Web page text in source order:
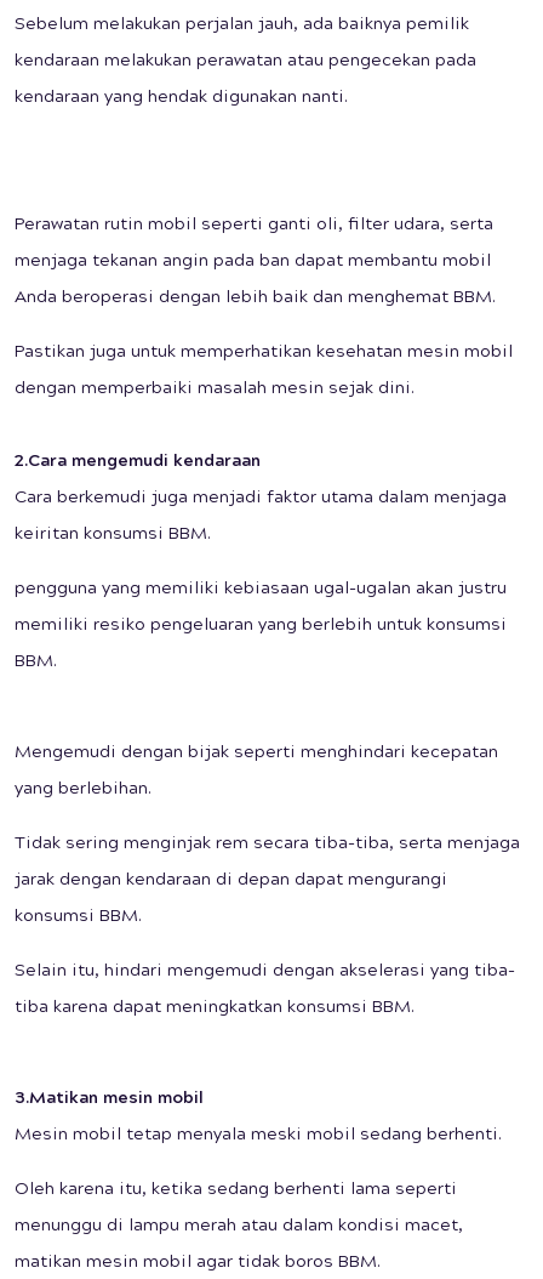
Sebelum melakukan perjalan jauh, ada baiknya pemilik
kendaraan melakukan perawatan atau pengecekan pada
kendaraan yang hendak digunakan nanti.
Perawatan rutin mobil seperti ganti oli, filter udara, serta
menjaga tekanan angin pada ban dapat membantu mobil
Anda beroperasi dengan lebih baik dan menghemat BBM.
Pastikan juga untuk memperhatikan kesehatan mesin mobil
dengan memperbaiki masalah mesin sejak dini.
2.Cara mengemudi kendaraan
Cara berkemudi juga menjadi faktor utama dalam menjaga
keiritan konsumsi BBM.
pengguna yang memiliki kebiasaan ugal-ugalan akan justru
memiliki resiko pengeluaran yang berlebih untuk konsumsi
BBM.
Mengemudi dengan bijak seperti menghindari kecepatan
yang berlebihan.
Tidak sering menginjak rem secara tiba-tiba, serta menjaga
jarak dengan kendaraan di depan dapat mengurangi
konsumsi BBM.
Selain itu, hindari mengemudi dengan akselerasi yang tiba-
tiba karena dapat meningkatkan konsumsi BBM.
3.Matikan mesin mobil
Mesin mobil tetap menyala meski mobil sedang berhenti.
Oleh karena itu, ketika sedang berhenti lama seperti
menunggu di lampu merah atau dalam kondisi macet,
matikan mesin mobil agar tidak boros BBM.